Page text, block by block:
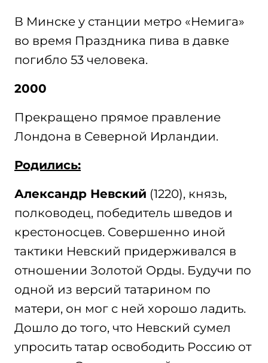
В Минске у станции метро «Немига»
во время Праздника пива в давке
погибло 53 человека.
2000
Прекращено прямое правление
Лондона в Северной Ирландии.
Родились:
Александр Невский (1220), князь,
полководец, победитель шведов и
крестоносцев. Совершенно иной
тактики Невский придерживался в
отношении Золотой Орды. Будучи по
одной из версий татарином по
матери, он мог с ней хорошо ладить.
Дошло до того, что Невский сумел
упросить татар освободить Россию от